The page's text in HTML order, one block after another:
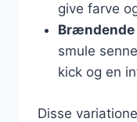
give farve
smule
kick og en
Disse